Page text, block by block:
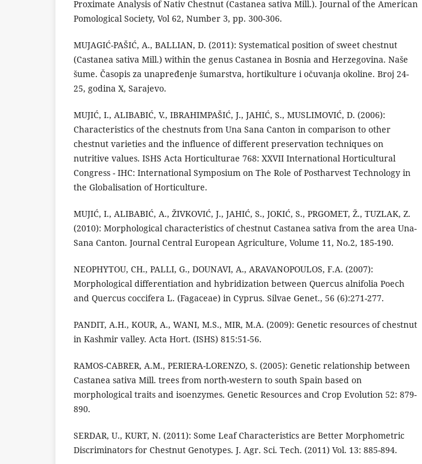
Proximate Analysis of Nativ Chestnut (Castanea sativa Mill.). Journal of the American
Pomological Society, Vol 62, Number 3, pp. 300-306.
MUJAGIĆ-PAŠIĆ, A., BALLIAN, D. (2011): Systematical position of sweet chestnut
(Castanea sativa Mill.) within the genus Castanea in Bosnia and Herzegovina. Naše
šume. Časopis za unapređenje šumarstva, hortikulture i očuvanja okoline. Broj 24-
25, godina X, Sarajevo.
MUJIĆ, I., ALIBABIĆ, V., IBRAHIMPAŠIĆ, J., JAHIĆ, S., MUSLIMOVIĆ, D. (2006):
Characteristics of the chestnuts from Una Sana Canton in comparison to other
chestnut varieties and the influence of different preservation techniques on
nutritive values. ISHS Acta Horticulturae 768: XXVII International Horticultural
Congress - IHC: International Symposium on The Role of Postharvest Technology in
the Globalisation of Horticulture.
MUJIĆ, I., ALIBABIĆ, A., ŽIVKOVIĆ, J., JAHIĆ, S., JOKIĆ, S., PRGOMET, Ž., TUZLAK, Z.
(2010): Morphological characteristics of chestnut Castanea sativa from the area Una-
Sana Canton. Journal Central European Agriculture, Volume 11, No.2, 185-190.
NEOPHYTOU, CH., PALLI, G., DOUNAVI, A., ARAVANOPOULOS, F.A. (2007):
Morphological differentiation and hybridization between Quercus alnifolia Poech
and Quercus coccifera L. (Fagaceae) in Cyprus. Silvae Genet., 56 (6):271-277.
PANDIT, A.H., KOUR, A., WANI, M.S., MIR, M.A. (2009): Genetic resources of chestnut
in Kashmir valley. Acta Hort. (ISHS) 815:51-56.
RAMOS-CABRER, A.M., PERIERA-LORENZO, S. (2005): Genetic relationship between
Castanea sativa Mill. trees from north-western to south Spain based on
morphological traits and isoenzymes. Genetic Resources and Crop Evolution 52: 879-
890.
SERDAR, U., KURT, N. (2011): Some Leaf Characteristics are Better Morphometric
Discriminators for Chestnut Genotypes. J. Agr. Sci. Tech. (2011) Vol. 13: 885-894.